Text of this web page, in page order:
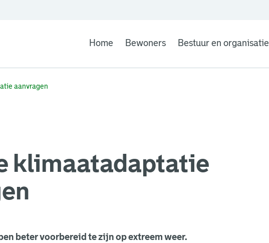
Home Bewoners Bestuur en organisatie
aanvragen
klimaatadaptatie
beter voorbereid te zijn op extreem weer.